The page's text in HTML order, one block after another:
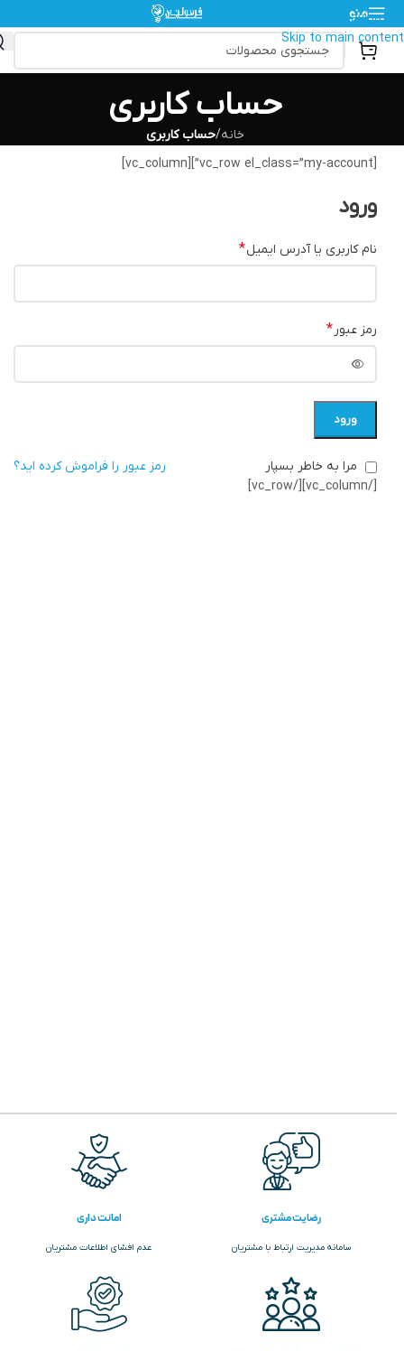
Skip to navigation
Skip to main content
منو
حساب کاربری
خانه/حساب کاربری
[vc_row el_class=”my-account”][vc_column]
ورود
نام کاربری یا آدرس ایمیل*
رمز عبور*
ورود
رمز عبور را فراموش کرده اید؟
مرا به خاطر بسپار
[/vc_column][/vc_row]
رضایت مشتری
سامانه مدیریت ارتباط با مشتریان
امانت داری
عدم افشای اطلاعات مشتریان